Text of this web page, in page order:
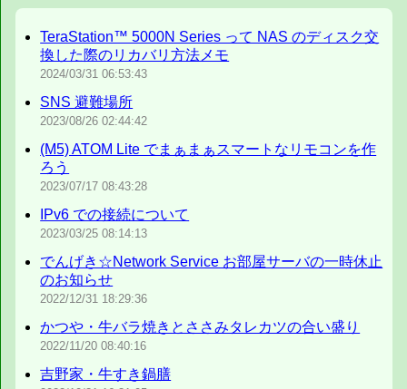
TeraStation™ 5000N Series って NAS のディスク交
換した際のリカバリ方法メモ
2024/03/31 06:53:43
SNS 避難場所
2023/08/26 02:44:42
(M5) ATOM Lite でまぁまぁスマートなリモコンを作
ろう
2023/07/17 08:43:28
IPv6 での接続について
2023/03/25 08:14:13
でんげき☆Network Service お部屋サーバの一時休止
のお知らせ
2022/12/31 18:29:36
かつや・牛バラ焼きとささみタレカツの合い盛り
2022/11/20 08:40:16
吉野家・牛すき鍋膳